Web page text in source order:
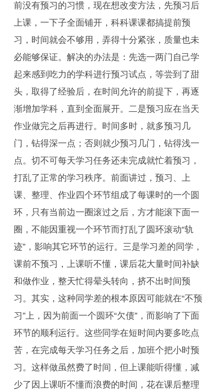
前没有预习的习惯，现在想改变方法，先预习后
上课，一下子全面铺开，科科课课都搞提前预
习，时间就会不够用，弄得十分紧张，质量也未
必能够保证。解决的办法是：先选一两门自己学
起来感到吃力的学科进行预习试点，等尝到了甜
头，取得了经验后，在时间允许的前提下，再逐
渐增加学科，直到全面展开。二是预习应在当天
作业做完之后再进行。时间多时，就多预习几
门，钻得深一点；否则就少预习几门，钻得浅一
点。切不可每天学习任务还未完成就忙着预习，
打乱了正常的学习秩序。前面讲过，预习、上
课、整理、作业四个环节组成了每课时的一个圆
环，只有当前边一圈滚过之后，方才能滚下面一
圈，不能因重视一个环节而打乱了圆环滚动“轨
迹”，影响其它环节的运行。三是学习差的同学，
课前不预习，上课听不懂，课后花大量时间补缺
和做作业，整天忙得晕头转向，挤不出时间预
习。其实，这种同学差的根本原因可能就在“不预
习”上，因为前面一个圆环“欠债”，而影响了下面
环节的顺利运行。这些同学在短时间内要多吃点
苦，在完成每天学习任务之后，加班个把小时预
习。这样做虽然费了时间，但上课能听得懂，减
少了因上课听不懂而浪费的时间，花在课后整理